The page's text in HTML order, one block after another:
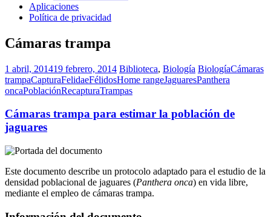
Aplicaciones
Política de privacidad
Cámaras trampa
1 abril, 201419 febrero, 2014 Biblioteca, Biología BiologíaCámaras
trampaCapturaFelidaeFélidosHome rangeJaguaresPanthera
oncaPoblaciónRecapturaTrampas
Cámaras trampa para estimar la población de
jaguares
Este documento describe un protocolo adaptado para el estudio de la
densidad poblacional de jaguares (Panthera onca) en vida libre,
mediante el empleo de cámaras trampa.